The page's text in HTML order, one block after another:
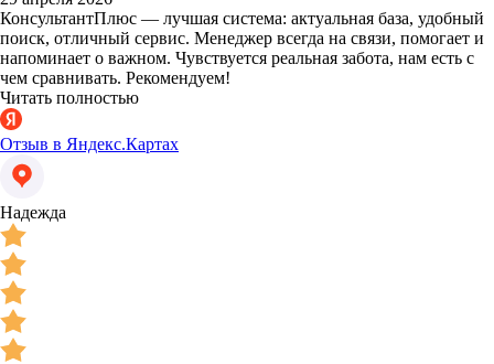
КонсультантПлюс — лучшая система: актуальная база, удобный
поиск, отличный сервис. Менеджер всегда на связи, помогает и
напоминает о важном. Чувствуется реальная забота, нам есть с
чем сравнивать. Рекомендуем!
Читать полностью
Отзыв в Яндекс.Картах
Надежда